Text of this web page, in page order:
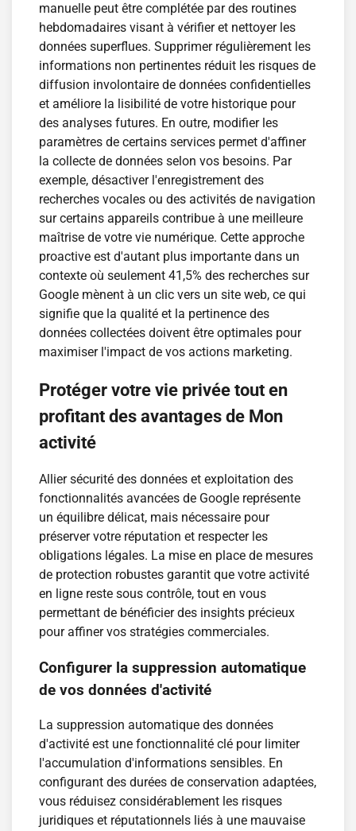
manuelle peut être complétée par des routines
hebdomadaires visant à vérifier et nettoyer les
données superflues. Supprimer régulièrement les
informations non pertinentes réduit les risques de
diffusion involontaire de données confidentielles
et améliore la lisibilité de votre historique pour
des analyses futures. En outre, modifier les
paramètres de certains services permet d'affiner
la collecte de données selon vos besoins. Par
exemple, désactiver l'enregistrement des
recherches vocales ou des activités de navigation
sur certains appareils contribue à une meilleure
maîtrise de votre vie numérique. Cette approche
proactive est d'autant plus importante dans un
contexte où seulement 41,5% des recherches sur
Google mènent à un clic vers un site web, ce qui
signifie que la qualité et la pertinence des
données collectées doivent être optimales pour
maximiser l'impact de vos actions marketing.
Protéger votre vie privée tout en
profitant des avantages de Mon
activité
Allier sécurité des données et exploitation des
fonctionnalités avancées de Google représente
un équilibre délicat, mais nécessaire pour
préserver votre réputation et respecter les
obligations légales. La mise en place de mesures
de protection robustes garantit que votre activité
en ligne reste sous contrôle, tout en vous
permettant de bénéficier des insights précieux
pour affiner vos stratégies commerciales.
Configurer la suppression automatique
de vos données d'activité
La suppression automatique des données
d'activité est une fonctionnalité clé pour limiter
l'accumulation d'informations sensibles. En
configurant des durées de conservation adaptées,
vous réduisez considérablement les risques
juridiques et réputationnels liés à une mauvaise